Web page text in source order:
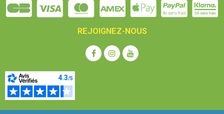
REJOIGNEZ-NOUS